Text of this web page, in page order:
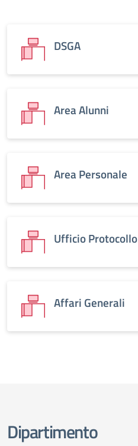
DSGA
Area Alunni
Area Personale
Ufficio Protocollo
Affari Generali
Dipartimento